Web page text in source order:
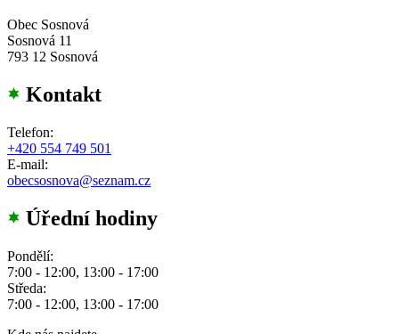
Obec Sosnová
Sosnová 11
793 12 Sosnová
Kontakt
Telefon:
+420 554 749 501
E-mail:
obecsosnova@seznam.cz
Úřední hodiny
Pondělí:
7:00 - 12:00, 13:00 - 17:00
Středa:
7:00 - 12:00, 13:00 - 17:00